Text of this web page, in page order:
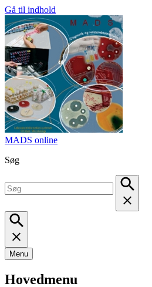
Gå til indhold
MADS online
Søg
Menu
Hovedmenu